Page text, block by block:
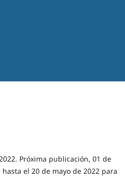
Próxima publicación, 01 de
el 20 de mayo de 2022 para